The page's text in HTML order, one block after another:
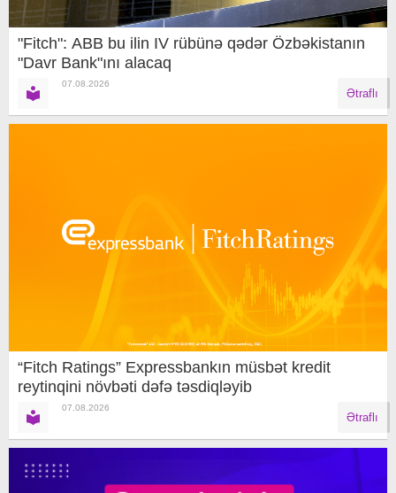
"Fitch": ABB bu ilin IV rübünə qədər Özbəkistanın
"Davr Bank"ını alacaq
07.08.2026
Ətraflı
“Fitch Ratings” Expressbankın müsbət kredit
reytinqini növbəti dəfə təsdiqləyib
07.08.2026
Ətraflı